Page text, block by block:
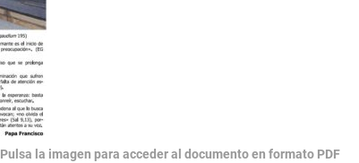
Pulsa la imagen para acceder al documento en formato PDF